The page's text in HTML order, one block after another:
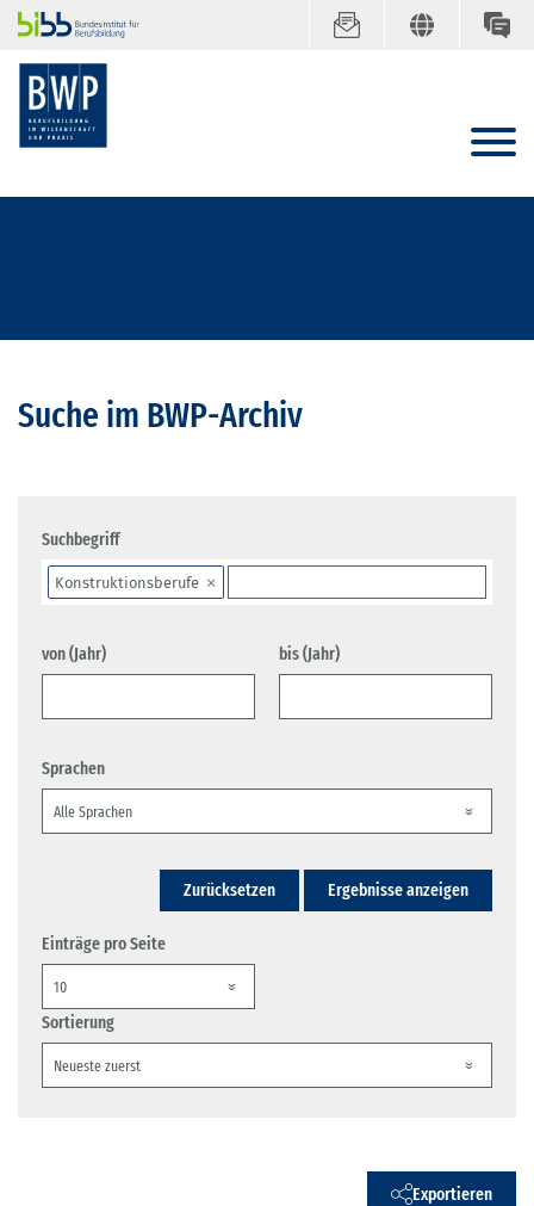
Suche im BWP-Archiv
Suchbegriff
Konstruktionsberufe
von (Jahr) bis (Jahr)
Sprachen
Zurücksetzen Ergebnisse anzeigen
Einträge pro Seite
Sortierung
Exportieren